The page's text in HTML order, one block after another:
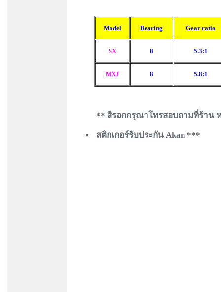
Model Bearing Gear ratio
SX 8 5.3:1
MXJ 8 5.8:1
** สีรอกกรุณาโทรสอบถามที่ร้าน
สติกเกอร์รับประกัน Akan ***